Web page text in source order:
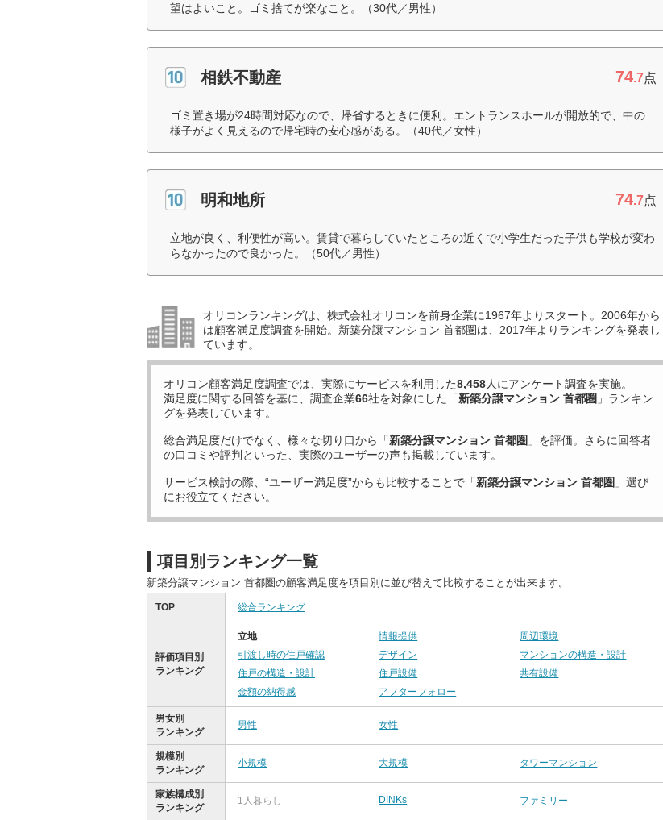
望はよいこと。ゴミ捨てが楽なこと。（30代／男性）
相鉄不動産 74.7点
ゴミ置き場が24時間対応なので、帰省するときに便利。エントランスホールが開放的で、中の
様子がよく見えるので帰宅時の安心感がある。（40代／女性）
明和地所 74.7点
立地が良く、利便性が高い。賃貸で暮らしていたところの近くで小学生だった子供も学校が変わ
らなかったので良かった。（50代／男性）
オリコンランキングは、株式会社オリコンを前身企業に1967年よりスタート。2006年から
は顧客満足度調査を開始。新築分譲マンション 首都圏は、2017年よりランキングを発表し
ています。
オリコン顧客満足度調査では、実際にサービスを利用した8,458人にアンケート調査を実施。
満足度に関する回答を基に、調査企業66社を対象にした「新築分譲マンション 首都圏 」ランキン
グを発表しています。
総合満足度だけでなく、様々な切り口から「新築分譲マンション 首都圏 」を評価。さらに回答者
の口コミや評判といった、実際のユーザーの声も掲載しています。
サービス検討の際、“ユーザー満足度”からも比較することで「新築分譲マンション 首都圏 」選び
にお役立てください。
項目別ランキング一覧
新築分譲マンション 首都圏の顧客満足度を項目別に並び替えて比較することが出来ます。
TOP 総合ランキング
評価項目別
ランキング
立地 情報提供
周辺環境
引渡し時の住戸確認
デザイン
マンションの構造・設計
住戸の構造・設計
住戸設備
共有設備
金額の納得感
アフターフォロー
男女別
ランキング
男性 女性
規模別
ランキング
小規模 大規模 タワーマンション
家族構成別
ランキング
1人暮らし DINKs ファミリー